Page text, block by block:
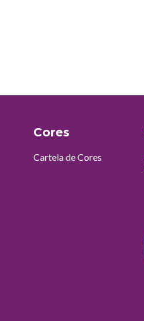
Cores
Cartela de Cores